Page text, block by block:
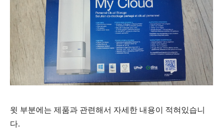
윗 부분에는 제품과 관련해서 자세한 내용이 적혀있습니
다.